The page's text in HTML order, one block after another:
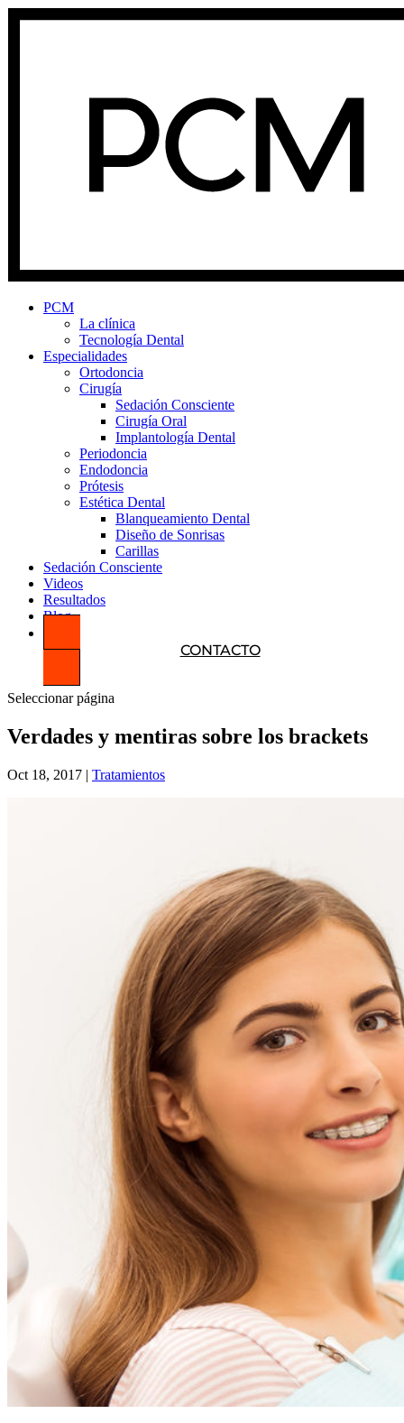
PCM
La clínica
Tecnología Dental
Especialidades
Ortodoncia
Cirugía
Sedación Consciente
Cirugía Oral
Implantología Dental
Periodoncia
Endodoncia
Prótesis
Estética Dental
Blanqueamiento Dental
Diseño de Sonrisas
Carillas
Sedación Consciente
Videos
Resultados
Blog
CONTACTO
Seleccionar página
Verdades y mentiras sobre los brackets
Oct 18, 2017 | Tratamientos